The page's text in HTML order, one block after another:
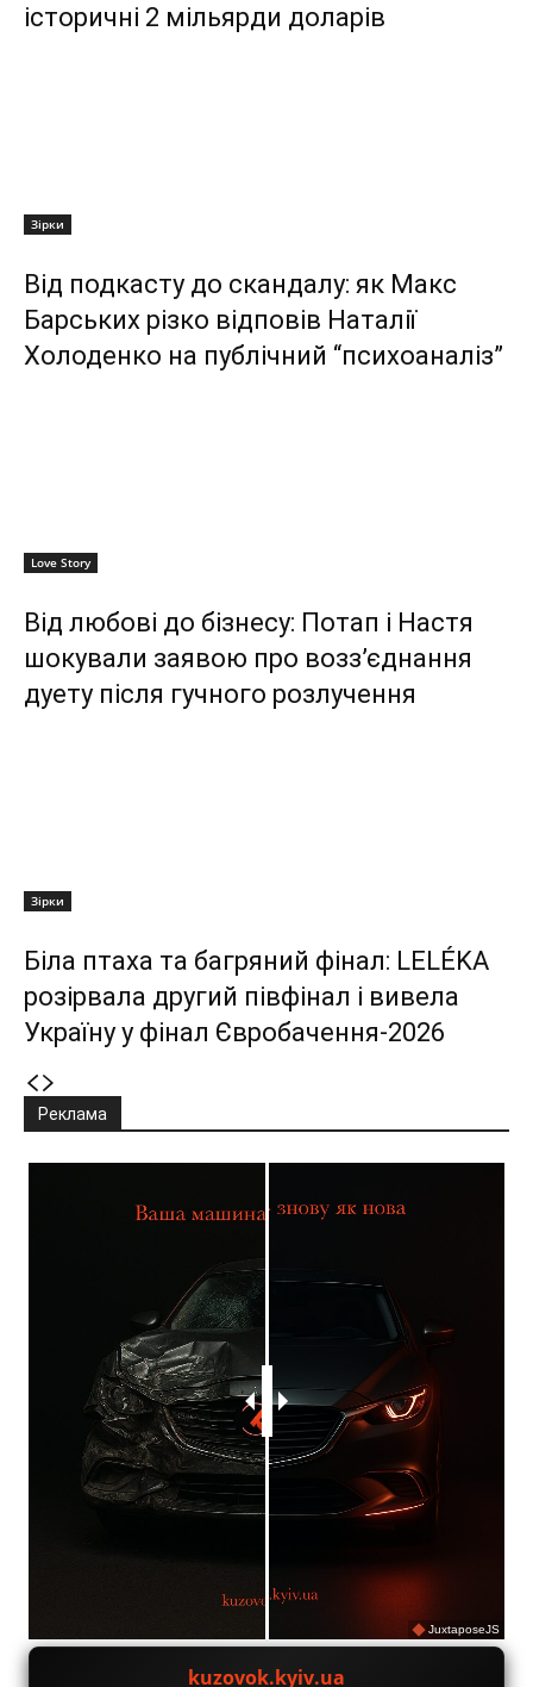
історичні 2 мільярди доларів
Зірки
Від подкасту до скандалу: як Макс
Барських різко відповів Наталії
Холоденко на публічний “психоаналіз”
Love Story
Від любові до бізнесу: Потап і Настя
шокували заявою про возз’єднання
дуету після гучного розлучення
Зірки
Біла птаха та багряний фінал: LELÉKA
розірвала другий півфінал і вивела
Україну у фінал Євробачення-2026
Реклама
JuxtaposeJS
kuzovok.kyiv.ua